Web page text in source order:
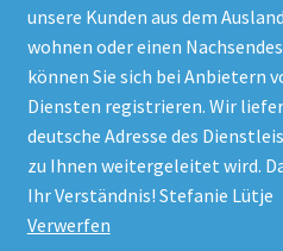
unsere Kunden aus dem
wohnen oder einen
können Sie sich bei Anbietern
Diensten registrieren. Wir
deutsche Adresse des
zu Ihnen weitergeleitet wird.
Ihr Verständnis! Stefanie Lütje
Verwerfen
© Onlineshop Kinderlino 2026
Datenschutzerklärung
Vertrag
Alle Preise inkl. der gesetzlichen